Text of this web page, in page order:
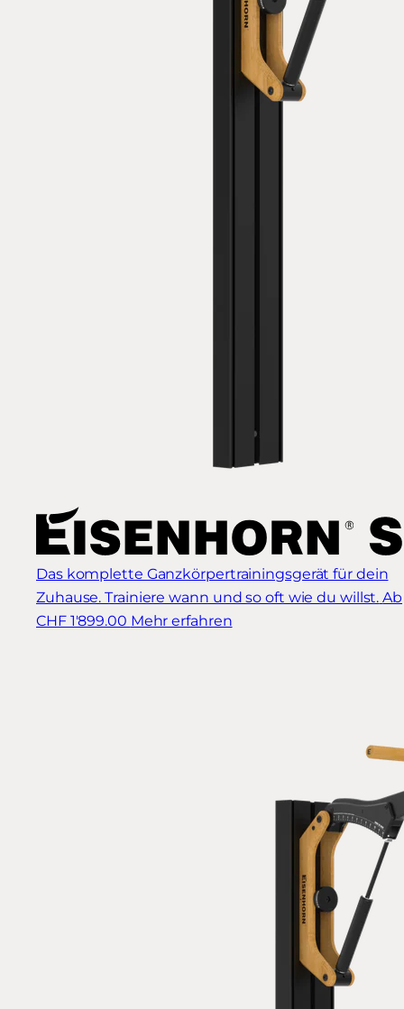
Das komplette Ganzkörpertrainingsgerät für dein
Zuhause. Trainiere wann und so oft wie du willst. Ab
CHF 1'899.00 Mehr erfahren